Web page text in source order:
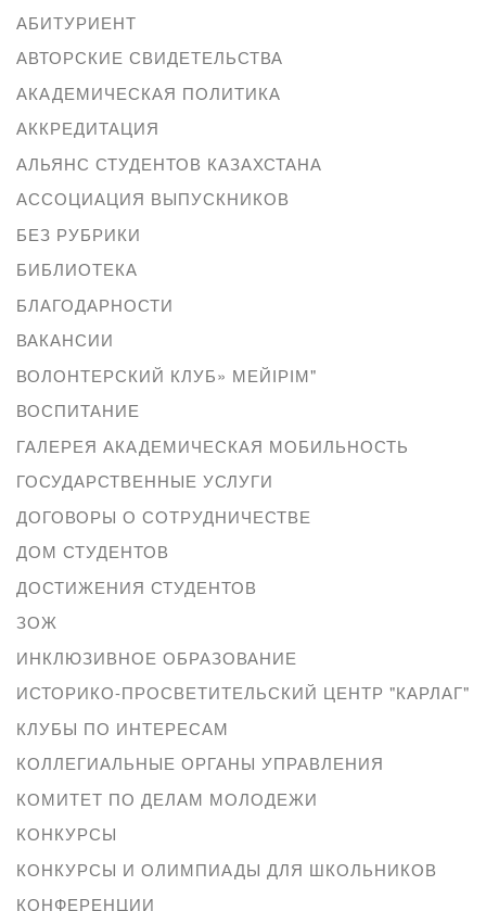
АБИТУРИЕНТ
АВТОРСКИЕ СВИДЕТЕЛЬСТВА
АКАДЕМИЧЕСКАЯ ПОЛИТИКА
АККРЕДИТАЦИЯ
АЛЬЯНС СТУДЕНТОВ КАЗАХСТАНА
АССОЦИАЦИЯ ВЫПУСКНИКОВ
БЕЗ РУБРИКИ
БИБЛИОТЕКА
БЛАГОДАРНОСТИ
ВАКАНСИИ
ВОЛОНТЕРСКИЙ КЛУБ» МЕЙІРІМ"
ВОСПИТАНИЕ
ГАЛЕРЕЯ АКАДЕМИЧЕСКАЯ МОБИЛЬНОСТЬ
ГОСУДАРСТВЕННЫЕ УСЛУГИ
ДОГОВОРЫ О СОТРУДНИЧЕСТВЕ
ДОМ СТУДЕНТОВ
ДОСТИЖЕНИЯ СТУДЕНТОВ
ЗОЖ
ИНКЛЮЗИВНОЕ ОБРАЗОВАНИЕ
ИСТОРИКО-ПРОСВЕТИТЕЛЬСКИЙ ЦЕНТР "КАРЛАГ"
КЛУБЫ ПО ИНТЕРЕСАМ
КОЛЛЕГИАЛЬНЫЕ ОРГАНЫ УПРАВЛЕНИЯ
КОМИТЕТ ПО ДЕЛАМ МОЛОДЕЖИ
КОНКУРСЫ
КОНКУРСЫ И ОЛИМПИАДЫ ДЛЯ ШКОЛЬНИКОВ
КОНФЕРЕНЦИИ